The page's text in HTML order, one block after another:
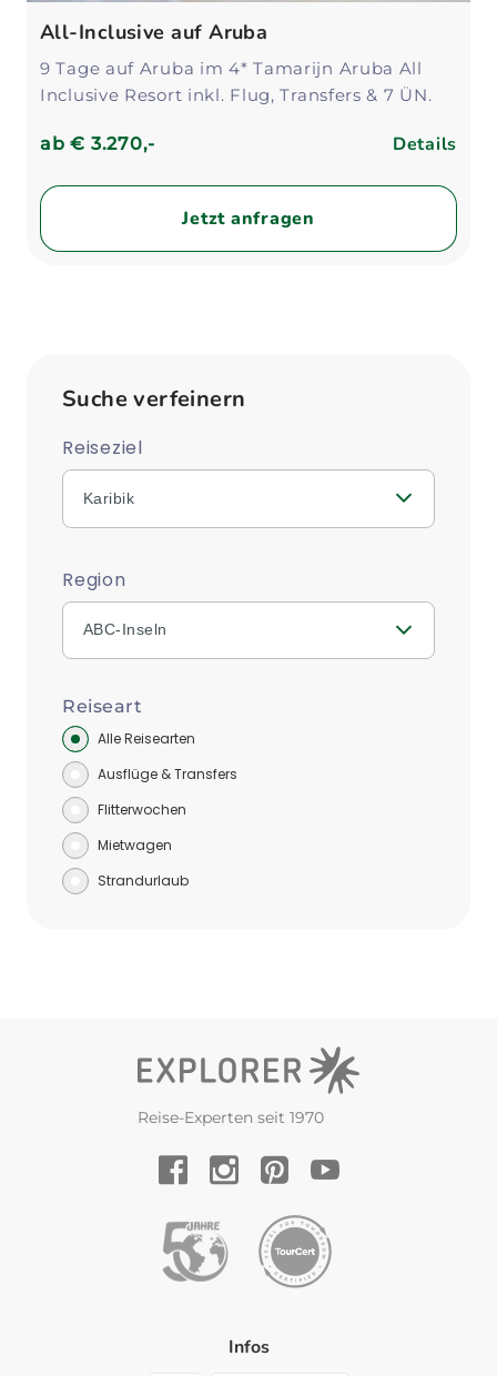
All-Inclusive auf Aruba
9 Tage auf Aruba im 4* Tamarijn Aruba All
Inclusive Resort inkl. Flug, Transfers & 7 ÜN.
ab€ 3.270,- Details
Jetzt anfragen
Suche verfeinern
Reiseziel
Karibik
Region
ABC-Inseln
Reiseart
Alle Reisearten
Ausflüge & Transfers
Flitterwochen
Mietwagen
Strandurlaub
Reise-Experten seit 1970
Infos